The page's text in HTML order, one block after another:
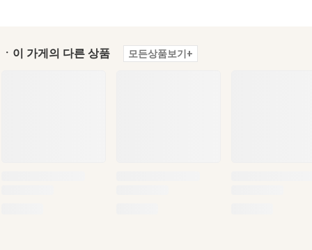
ㆍ이 가게의 다른 상품 모든상품보기+